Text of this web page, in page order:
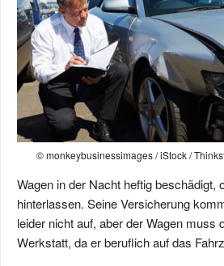
© monkeybusinessimages / iStock /
Wagen in der Nacht heftig beschädigt,
hinterlassen. Seine Versicherung
leider nicht auf, aber der Wagen muss
Werkstatt, da er beruflich auf das